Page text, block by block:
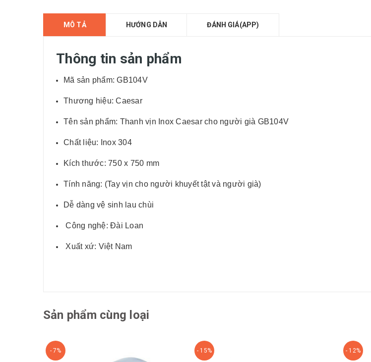
MÔ TẢ HƯỚNG DẪN ĐÁNH GIÁ(APP)
Thông tin sản phẩm
Mã sản phẩm: GB104V
Thương hiệu: Caesar
Tên sản phẩm: Thanh vịn Inox Caesar cho người già GB104V
Chất liệu: Inox 304
Kích thước: 750 x 750 mm
Tính năng: (Tay vịn cho người khuyết tật và người già)
Dễ dàng vệ sinh lau chùi
Công nghệ: Đài Loan
Xuất xứ: Việt Nam
Sản phẩm cùng loại
- 7% - 15% - 12%